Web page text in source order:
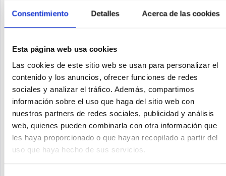
Consentimiento Detalles Acerca de las cookies
Esta página web usa cookies
Las cookies de este sitio web se usan para personalizar el
contenido y los anuncios, ofrecer funciones de redes
sociales y analizar el tráfico. Además, compartimos
información sobre el uso que haga del sitio web con
nuestros partners de redes sociales, publicidad y análisis
web, quienes pueden combinarla con otra información que
les haya proporcionado o que hayan recopilado a partir del
uso que haya hecho de sus servicios.
Estado del artículo
Añadir a la cesta de la compra
SOLICITE UN PRECIO
Recordar Solicitud de oferta de articulo
Fabricante No: CHAS-MX104-S